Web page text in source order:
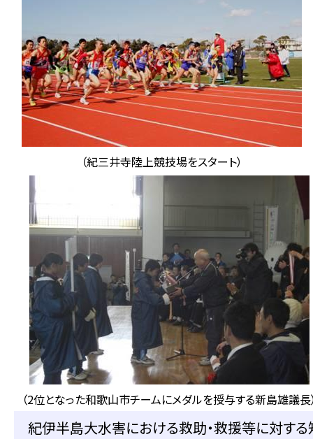
（紀三井寺陸上競技場をスタート）
（2位となった和歌山市チームにメダルを授与する新島雄議長
紀伊半島大水害における救助・救援等に対す